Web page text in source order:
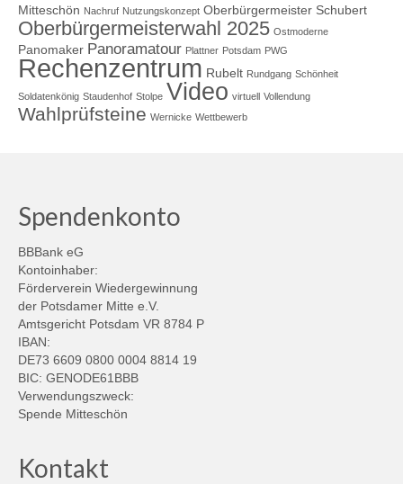
Mitteschön Nachruf Nutzungskonzept Oberbürgermeister Schubert
Oberbürgermeisterwahl 2025 Ostmoderne
Panomaker Panoramatour Plattner Potsdam PWG
Rechenzentrum Rubelt Rundgang Schönheit
Soldatenkönig Staudenhof Stolpe Video virtuell Vollendung
Wahlprüfsteine Wernicke Wettbewerb
Spendenkonto
BBBank eG
Kontoinhaber:
Förderverein Wiedergewinnung
der Potsdamer Mitte e.V.
Amtsgericht Potsdam VR 8784 P
IBAN:
DE73 6609 0800 0004 8814 19
BIC: GENODE61BBB
Verwendungszweck:
Spende Mitteschön
Kontakt